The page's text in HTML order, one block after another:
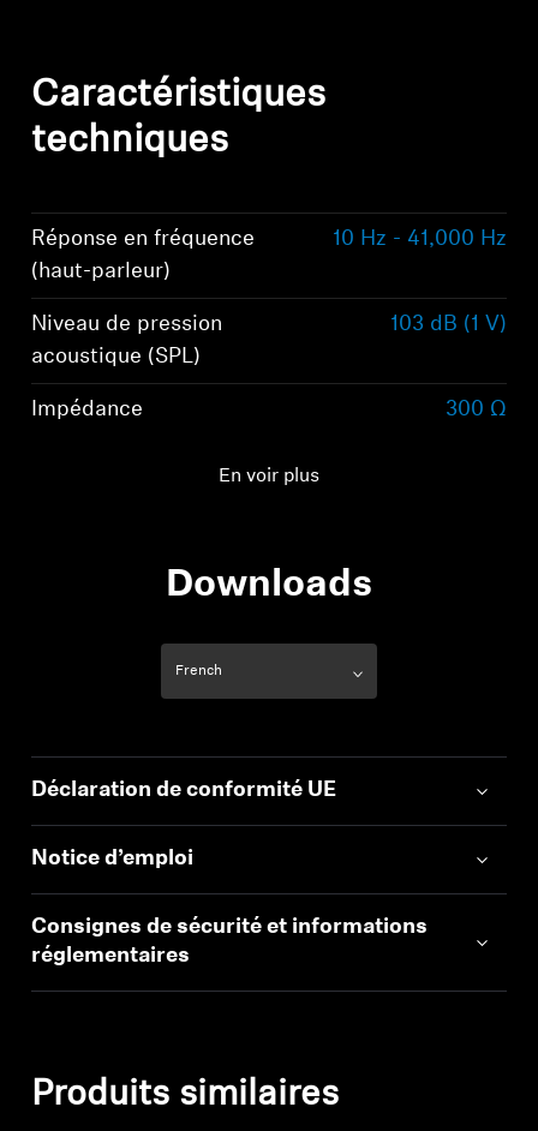
Caractéristiques
techniques
Réponse en fréquence
(haut-parleur)
10 Hz - 41,000 Hz
Niveau de pression
acoustique (SPL)
103 dB (1 V)
Impédance 300 Ω
Distorsion harmonique
En voir plus
Downloads
Déclaration de conformité UE
Notice d’emploi
Consignes de sécurité et informations
réglementaires
Produits similaires